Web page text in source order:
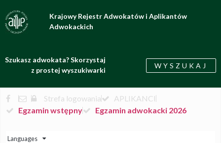
Krajowy Rejestr Adwokatów i Aplikantów
Adwokackich
Szukasz adwokata? Skorzystaj
z prostej wyszukiwarki
WYSZUKAJ
Strefa logowania
APLIKANCI
Egzamin wstępny
Egzamin adwokacki 2026
Languages